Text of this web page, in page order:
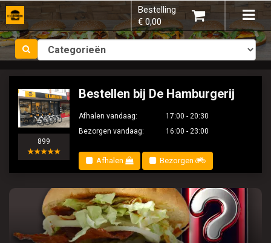
×
Bestelling
€ 0,00
Kies bestelmethode
U heeft nog geen producten in uw
winkelmandje.
Totaal: € 0,00
899
★★★★★
Bestellen bij De Hamburgerij
Afhalen vandaag:
17:00 - 20:30
Bezorgen vandaag:
16:00 - 23:00
Afhalen Bezorgen